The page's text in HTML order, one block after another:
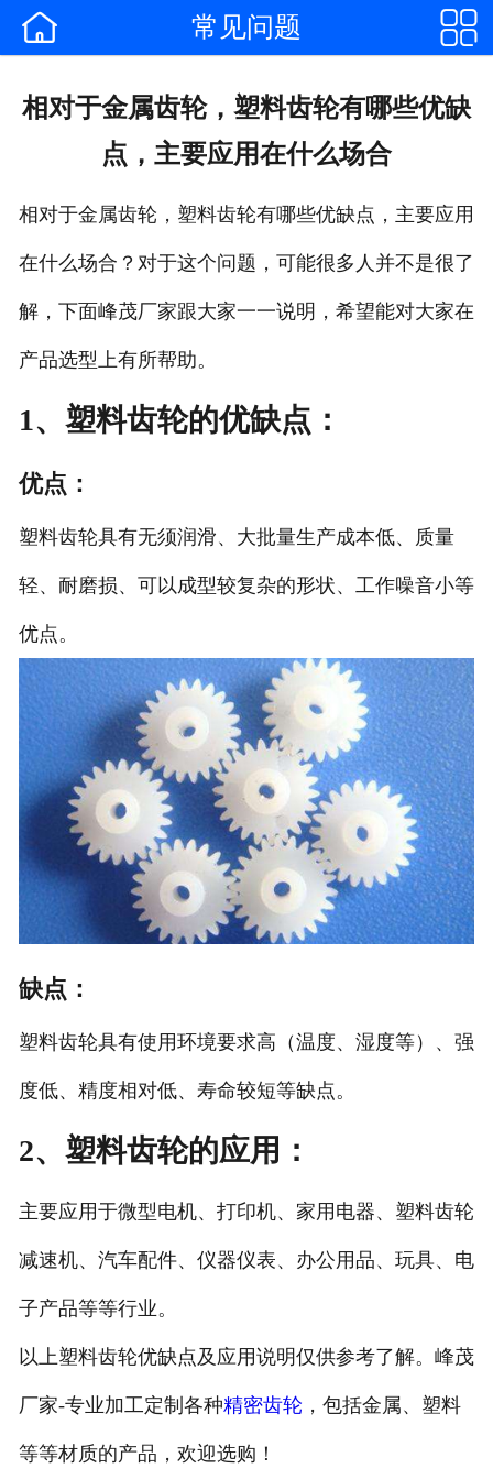
产品中心
公司新闻
行业动态
 常见问题 
相对于金属齿轮，塑料齿轮有哪些优缺
点，主要应用在什么场合
相对于金属齿轮，塑料齿轮有哪些优缺点，主要应用
在什么场合？对于这个问题，可能很多人并不是很了
解，下面峰茂厂家跟大家一一说明，希望能对大家在
产品选型上有所帮助。
1、塑料齿轮的优缺点：
优点：
塑料齿轮具有无须润滑、大批量生产成本低、质量
轻、耐磨损、可以成型较复杂的形状、工作噪音小等
优点。
缺点：
塑料齿轮具有使用环境要求高（温度、湿度等）、强
度低、精度相对低、寿命较短等缺点。
2、塑料齿轮的应用：
主要应用于微型电机、打印机、家用电器、塑料齿轮
减速机、汽车配件、仪器仪表、办公用品、玩具、电
子产品等等行业。
以上塑料齿轮优缺点及应用说明仅供参考了解。峰茂
厂家-专业加工定制各种精密齿轮 ，包括金属、塑料
等等材质的产品，欢迎选购！